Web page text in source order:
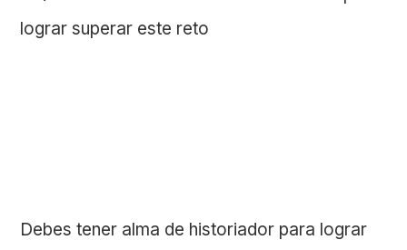
Debes tener alma de historiador para lograr